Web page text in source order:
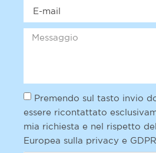
Premendo sul tasto invio
essere ricontattato
mia richiesta e nel rispetto
Europea sulla privacy e GDPR.